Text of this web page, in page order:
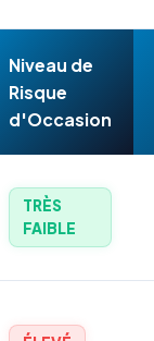
Niveau de
Risque
d'Occasion
TRÈS
FAIBLE